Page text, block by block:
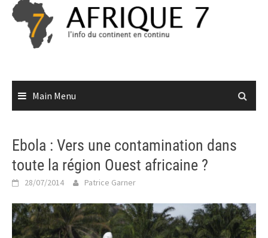
Skip
content
Main Menu
Ebola : Vers une contamination dans
toute la région Ouest africaine ?
28/07/2014 Patrice Garner